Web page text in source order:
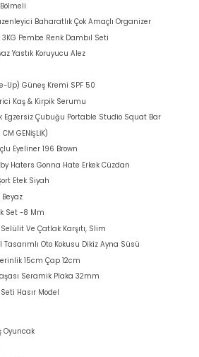
Baharatlık Çok Amaçlı Organizer
Pembe Renk Dambıl Seti
Yastık Koruyucu Alez
Up) Güneş Kremi SPF 50
Kaş & Kirpik Serumu
Çubuğu Portable Studio Squat Bar
GENİŞLİK)
Eyeliner 196 Brown
Haters Gonna Hate Erkek Cüzdan
Etek Siyah
Set -8 Mm
Selülit Ve Çatlak Karşıtı, Slim
Oto Kokusu Dikiz Ayna Süsü
15cm Çap 12cm
Seramik Plaka 32mm
Hasır Model
Oyuncak